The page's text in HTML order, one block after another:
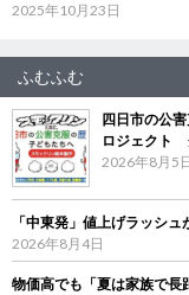
2025年10月23日
ふむふむ
四日市の公
ロジェクト
2026年8月5
「中東発」値上げラッシ
2026年8月4日
物価高でも「夏は家族で